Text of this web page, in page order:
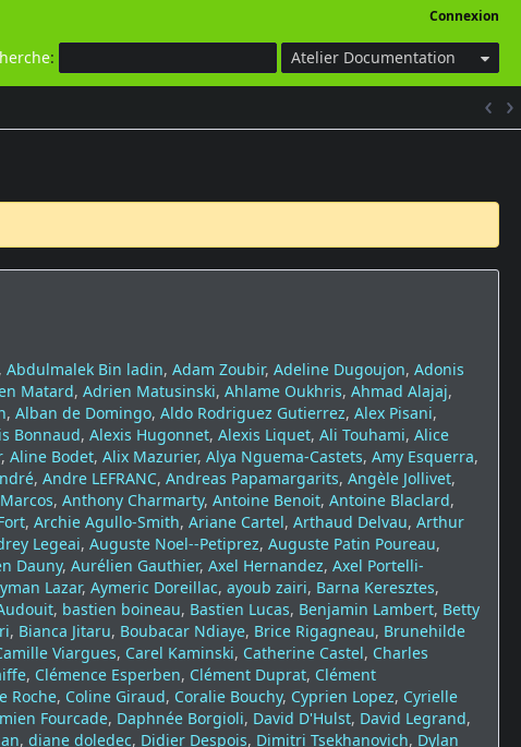
Connexion
: Atelier Documentation
, Abdulmalek Bin ladin, Adam Zoubir, Adeline Dugoujon, Adonis
Matard, Adrien Matusinski, Ahlame Oukhris, Ahmad Alajaj,
, Alban de Domingo, Aldo Rodriguez Gutierrez, Alex Pisani,
Bonnaud, Alexis Hugonnet, Alexis Liquet, Ali Touhami, Alice
, Aline Bodet, Alix Mazurier, Alya Nguema-Castets, Amy Esquerra,
, Andre LEFRANC, Andreas Papamargarits, Angèle Jollivet,
, Anthony Charmarty, Antoine Benoit, Antoine Blaclard,
, Archie Agullo-Smith, Ariane Cartel, Arthaud Delvau, Arthur
Legeai, Auguste Noel--Petiprez, Auguste Patin Poureau,
Dauny, Aurélien Gauthier, Axel Hernandez, Axel Portelli-
Lazar, Aymeric Doreillac, ayoub zairi, Barna Keresztes,
, bastien boineau, Bastien Lucas, Benjamin Lambert, Betty
, Bianca Jitaru, Boubacar Ndiaye, Brice Rigagneau, Brunehilde
Viargues, Carel Kaminski, Catherine Castel, Charles
, Clémence Esperben, Clément Duprat, Clément
Roche, Coline Giraud, Coralie Bouchy, Cyprien Lopez, Cyrielle
Fourcade, Daphnée Borgioli, David D'Hulst, David Legrand,
, diane doledec, Didier Despois, Dimitri Tsekhanovich, Dylan